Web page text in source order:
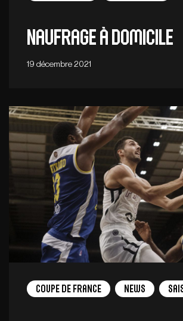
Naufrage à domicile
19 décembre 2021
Coupe de France News